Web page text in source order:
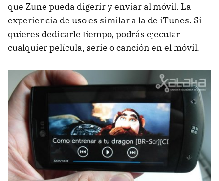
que Zune pueda digerir y enviar al móvil. La
experiencia de uso es similar a la de iTunes. Si
quieres dedicarle tiempo, podrás ejecutar
cualquier película, serie o canción en el móvil.